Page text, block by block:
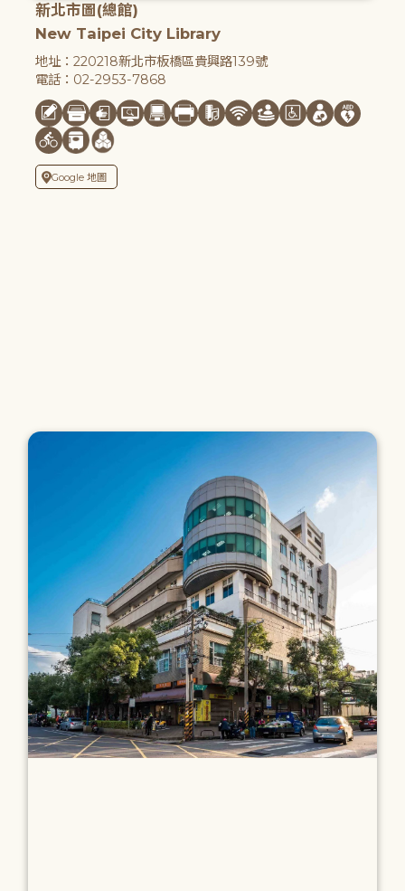
新北市圖(總館)
New Taipei City Library
地址：220218新北市板橋區貴興路139號
電話：02-2953-7868
Google 地圖